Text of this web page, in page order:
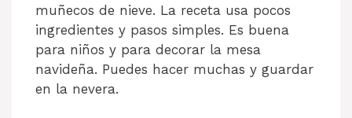
muñecos de nieve. La receta usa pocos
ingredientes y pasos simples. Es buena
para niños y para decorar la mesa
navideña. Puedes hacer muchas y guardar
en la nevera.